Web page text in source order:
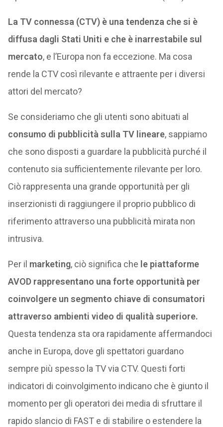
La TV connessa (CTV) è una tendenza che si è
diffusa dagli Stati Uniti e che è inarrestabile sul
mercato, e l’Europa non fa eccezione. Ma cosa
rende la CTV così rilevante e attraente per i diversi
attori del mercato?
Se consideriamo che gli utenti sono abituati al
consumo di pubblicità sulla TV lineare, sappiamo
che sono disposti a guardare la pubblicità purché il
contenuto sia sufficientemente rilevante per loro.
Ciò rappresenta una grande opportunità per gli
inserzionisti di raggiungere il proprio pubblico di
riferimento attraverso una pubblicità mirata non
intrusiva.
Per il marketing, ciò significa che le piattaforme
AVOD rappresentano una forte opportunità per
coinvolgere un segmento chiave di consumatori
attraverso ambienti video di qualità superiore.
Questa tendenza sta ora rapidamente affermandoci
anche in Europa, dove gli spettatori guardano
sempre più spesso la TV via CTV. Questi forti
indicatori di coinvolgimento indicano che è giunto il
momento per gli operatori dei media di sfruttare il
rapido slancio di FAST e di stabilire o estendere la